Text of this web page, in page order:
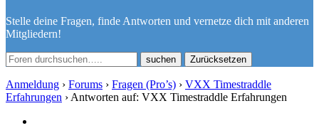
Stelle deine Fragen, finde Antworten und vernetze dich mit anderen
Mitgliedern!
Zurücksetzen
Anmeldung › Forums › Fragen (Pro’s) › VXX Timestraddle
Erfahrungen › Antworten auf: VXX Timestraddle Erfahrungen